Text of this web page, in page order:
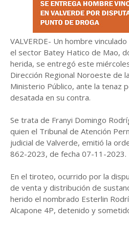
VALVERDE- Un hombre
el sector Batey Hatico de Mao,
herida, se entregó este
Dirección Regional Noroeste de
Ministerio Público, ante la tenaz
desatada en su contra.
Se trata de Franyi Domingo
quien el Tribunal de Atención
judicial de Valverde, emitió la
862-2023, de fecha 07-11-2023.
En el tiroteo, ocurrido por la
de venta y distribución de
herido el nombrado Esterlin
Alcapone 4P, detenido y